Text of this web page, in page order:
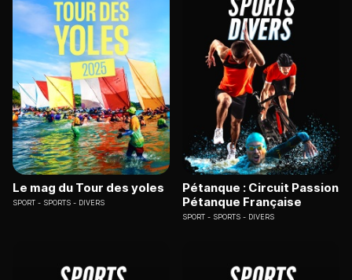
Le mag du Tour des yoles
SPORT SPORTS - DIVERS
Pétanque : Circuit Passion
Pétanque Française
SPORT SPORTS - DIVERS